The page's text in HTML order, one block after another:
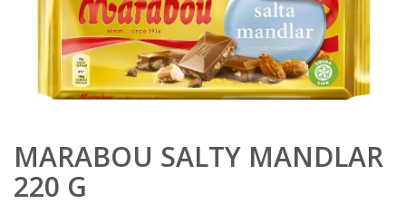
MARABOU SALTY MANDLAR
220 G